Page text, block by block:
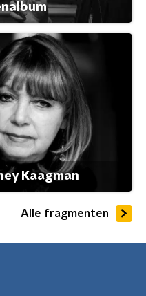
Kaagman
Alle fragmenten